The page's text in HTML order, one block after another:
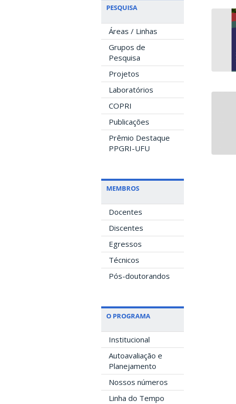
PESQUISA
Áreas / Linhas
Grupos de
Pesquisa
Projetos
Laboratórios
COPRI
Publicações
Prêmio Destaque
PPGRI-UFU
MEMBROS
Docentes
Discentes
Egressos
Técnicos
Pós-doutorandos
O PROGRAMA
Institucional
Autoavaliação e
Planejamento
Nossos números
Linha do Tempo